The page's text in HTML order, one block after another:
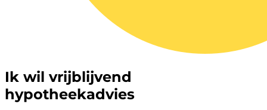
Ik wil vrijblijvend
hypotheekadvies